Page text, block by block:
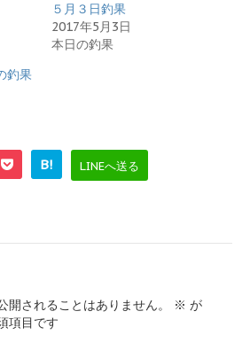
５月３日釣果
2017年5月3日
本日の釣果
釣果
B! LINEへ送る
開されることはありません。 ※ が
項目です